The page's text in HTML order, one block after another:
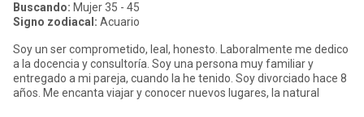
Buscando: Mujer 35 - 45
Signo zodiacal: Acuario
Soy un ser comprometido, leal, honesto. Laboralmente me dedico
a la docencia y consultoría. Soy una persona muy familiar y
entregado a mi pareja, cuando la he tenido. Soy divorciado hace 8
años. Me encanta viajar y conocer nuevos lugares, la natural